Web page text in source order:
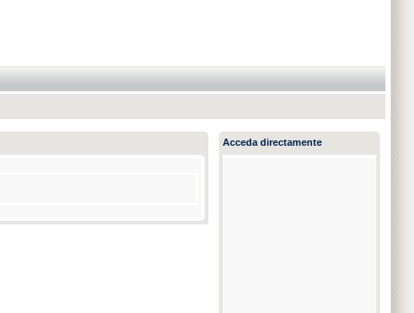
Acceda directamente